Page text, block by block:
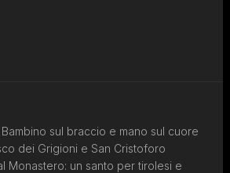
sul braccio e mano sul cuore
dei Grigioni e San Cristoforo
Monastero: un santo per tirolesi e